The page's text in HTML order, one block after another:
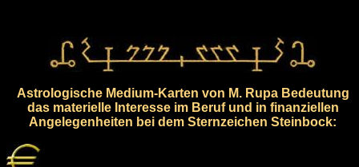
Astrologische Medium-Karten von M. Rupa Bedeutung
das materielle Interesse im Beruf und in finanziellen
Angelegenheiten bei dem Sternzeichen Steinbock: